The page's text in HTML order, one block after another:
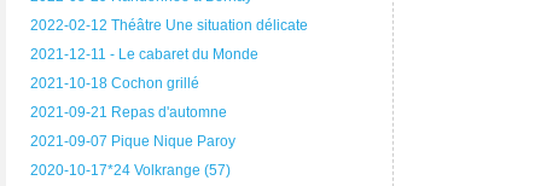
2022-02-12 Théâtre Une situation délicate
2021-12-11 - Le cabaret du Monde
2021-10-18 Cochon grillé
2021-09-21 Repas d'automne
2021-09-07 Pique Nique Paroy
2020-10-17*24 Volkrange (57)